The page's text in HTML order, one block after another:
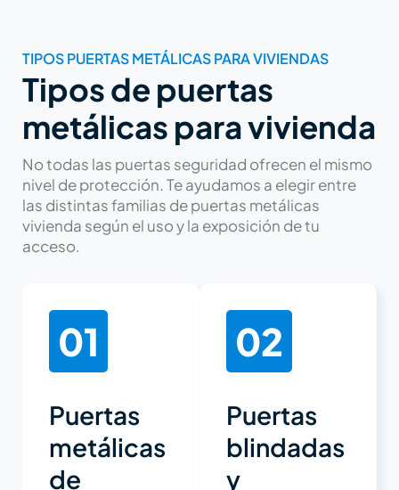
TIPOS PUERTAS METÁLICAS PARA VIVIENDAS
Tipos de puertas
metálicas para vivienda
No todas las puertas seguridad ofrecen el mismo
nivel de protección. Te ayudamos a elegir entre
las distintas familias de puertas metálicas
vivienda según el uso y la exposición de tu
acceso.
01
Puertas
metálicas
de
02
Puertas
blindadas
y